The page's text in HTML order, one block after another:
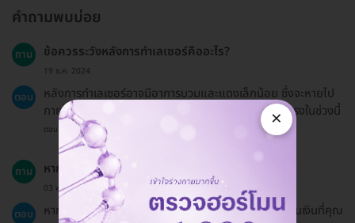
คำถามพบบ่อย
ถาม ข้อควรระวังหลังการทำเลเซอร์คืออะไร?
19 ธ.ค. 2024
ตอบ
หลังการทำเลเซอร์อาจมีอาการบวมและแดงเล็กน้อย ซึ่งจะหายไป
ภายใน 24 ชั่วโมง ควรหลีกเลี่ยงการโดนแสงแดดโดยตรงในช่วงนี้
ตอบโดยทีมงาน HD
ถาม หากต้องการคืนเงินต้องทำอย่างไร?
03 พ.ค. 2024
ตอบ
หากคุณเปลี่ยนใจสามารถขอเงินคืนได้ตามนโยบายการคืนเงินที่คุณ
×